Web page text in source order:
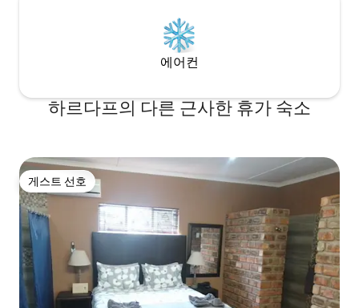
에어컨
하르다프의 다른 근사한 휴가 숙소
게스트 선호
게스트 선호